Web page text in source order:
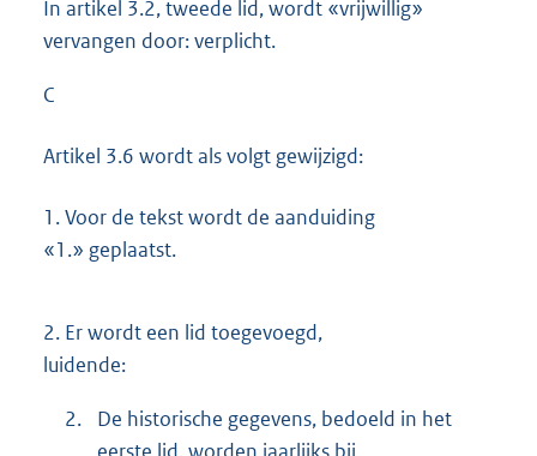
In artikel 3.2, tweede lid, wordt «vrijwillig»
vervangen door: verplicht.
C
Artikel 3.6 wordt als volgt gewijzigd:
1.Voor de tekst wordt de aanduiding
«1.» geplaatst.
2. Er wordt een lid toegevoegd,
luidende:
2.
De historische gegevens, bedoeld in het